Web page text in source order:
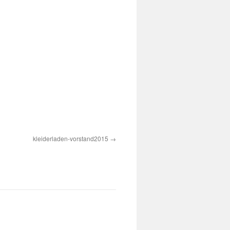
kleiderladen-vorstand2015